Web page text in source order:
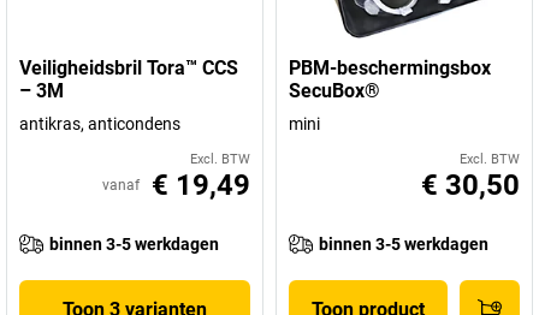
Veiligheidsbril Tora™ CCS
– 3M
antikras, anticondens
Excl. BTW
vanaf € 19,49
binnen 3-5 werkdagen
Toon 3 varianten
PBM-beschermingsbox
SecuBox®
mini
Excl. BTW
€ 30,50
binnen 3-5 werkdagen
Toon product